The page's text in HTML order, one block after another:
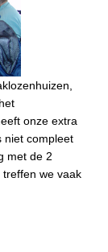
onze extra
niet compleet
met de 2
treffen we vaak